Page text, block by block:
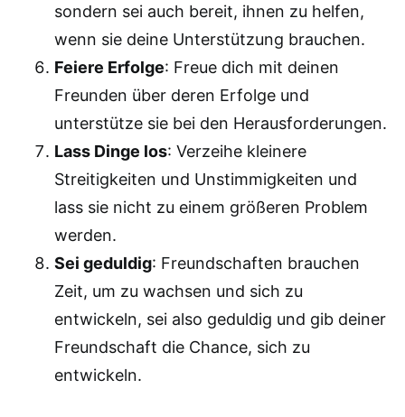
sondern sei auch bereit, ihnen zu helfen,
wenn sie deine Unterstützung brauchen.
Feiere Erfolge: Freue dich mit deinen
Freunden über deren Erfolge und
unterstütze sie bei den Herausforderungen.
Lass Dinge los: Verzeihe kleinere
Streitigkeiten und Unstimmigkeiten und
lass sie nicht zu einem größeren Problem
werden.
Sei geduldig: Freundschaften brauchen
Zeit, um zu wachsen und sich zu
entwickeln, sei also geduldig und gib deiner
Freundschaft die Chance, sich zu
entwickeln.